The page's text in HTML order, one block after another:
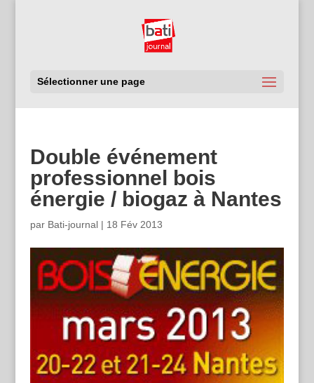
Sélectionner une page
Double événement
professionnel bois
énergie / biogaz à Nantes
par Bati-journal| 18 Fév 2013